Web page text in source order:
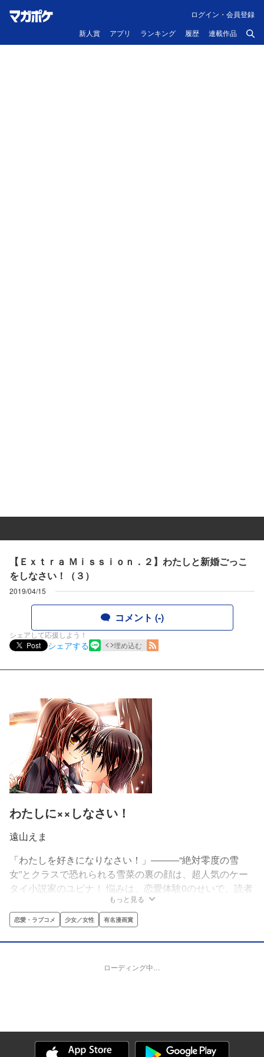
新人賞 アプリ ランキング 履歴 連載作品
ログイン・会員登録
【Ｅｘｔｒａ Ｍｉｓｓｉｏｎ．２】わたしと新婚ごっこ
をしなさい！（３）
2019/04/15
コメント (-)
シェアして応援しよう！
Post
シェアする 埋め込む
わたしに××しなさい！
遠山えま
「わたしを好きになりなさい！」―――“絶対零度の雪
女”とクラスで恐れられる雪菜の裏の顔は、超人気のケー
タイ小説家のユピナ！ 悩みは、恋愛体験0のせいで、読者
が期待するラブが書けないこと。でも、学校一の人気者・
時雨の黒いヒミツを握ったことで…!?絶対服従、恋のミッ
ションが今始まる―――!!映画化もされた遠山えまのメガ
ヒット作品がいよいよ登場！
もっと見る
恋愛・ラブコメ 少女／女性 有名漫画賞
ローディング中…